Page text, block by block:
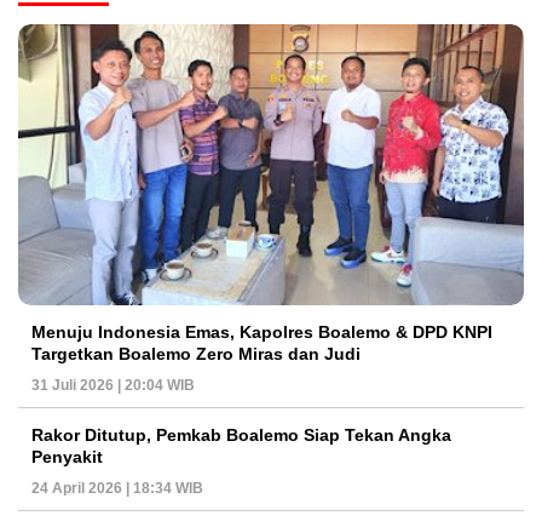
Menuju Indonesia Emas, Kapolres Boalemo & DPD KNPI
Targetkan Boalemo Zero Miras dan Judi
31 Juli 2026 | 20:04 WIB
Rakor Ditutup, Pemkab Boalemo Siap Tekan Angka
Penyakit
24 April 2026 | 18:34 WIB